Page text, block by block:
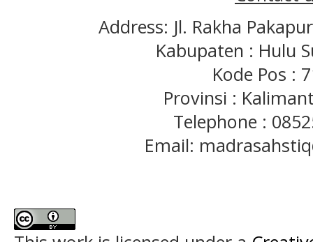
Address: Jl. Rakha
Kabupaten : Hulu
Kode Pos :
Provinsi :
Telephone :
Email: